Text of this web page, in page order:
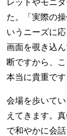
レットやモニ
た。「実際の
いうニーズに
画面を覗き込
断ですから、
本当に貴重です
会場を歩いて
えてきます。
で和やかに会